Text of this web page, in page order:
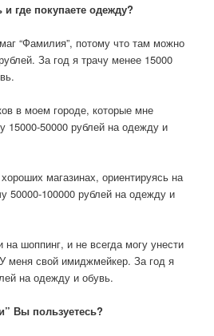
где покупаете одежду?
“Фамилия”, потому что там можно
За год я трачу менее 15000
в моем городе, которые мне
15000-50000 рублей на одежду и
магазинах, ориентируясь на
50000-100000 рублей на одежду и
шоппинг, и не всегда могу унести
меня свой имиджмейкер. За год я
на одежду и обувь.
Вы пользуетесь?